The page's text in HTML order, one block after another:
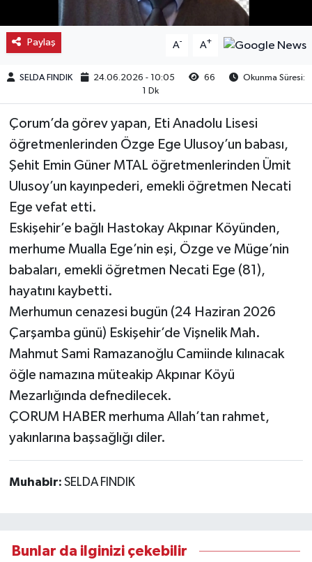
Paylaş A- A+
SELDA FINDIK 24.06.2026 - 10:05 66
Okunma Süresi:
1 Dk
Çorum’da görev yapan, Eti Anadolu Lisesi
öğretmenlerinden Özge Ege Ulusoy’un babası,
Şehit Emin Güner MTAL öğretmenlerinden Ümit
Ulusoy’un kayınpederi, emekli öğretmen Necati
Ege vefat etti.
Eskişehir’e bağlı Hastokay Akpınar Köyünden,
merhume Mualla Ege’nin eşi, Özge ve Müge’nin
babaları, emekli öğretmen Necati Ege (81),
hayatını kaybetti.
Merhumun cenazesi bugün (24 Haziran 2026
Çarşamba günü) Eskişehir’de Vişnelik Mah.
Mahmut Sami Ramazanoğlu Camiinde kılınacak
öğle namazına müteakip Akpınar Köyü
Mezarlığında defnedilecek.
ÇORUM HABER merhuma Allah’tan rahmet,
yakınlarına başsağlığı diler.
Muhabir: SELDA FINDIK
Bunlar da ilginizi çekebilir
Kargı
Oğuzlar
Ortaköy
Osmancık
Uğurludağ
Sağlık